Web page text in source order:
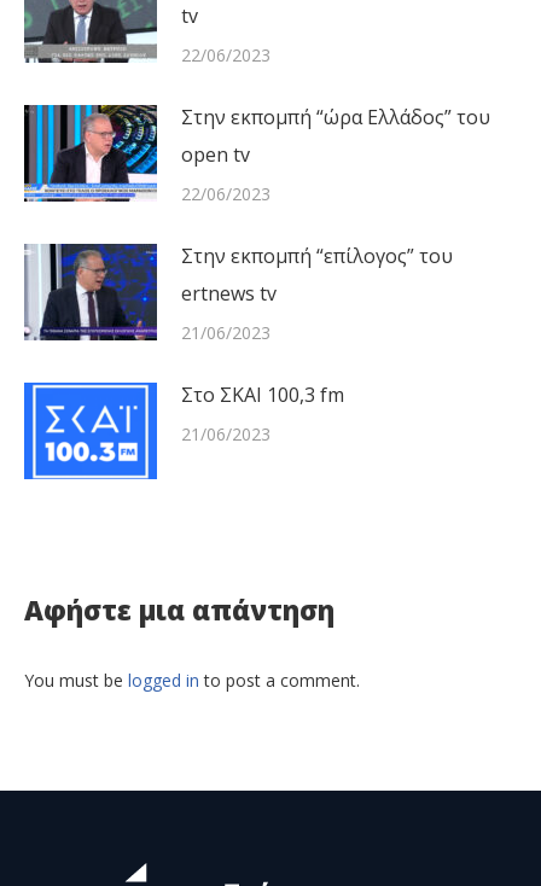
tv
22/06/2023
Στην εκπομπή “ώρα Ελλάδος” του
open tv
22/06/2023
Στην εκπομπή “επίλογος” του
ertnews tv
21/06/2023
Στο ΣΚΑΙ 100,3 fm
21/06/2023
Αφήστε μια απάντηση
You must be logged in to post a comment.